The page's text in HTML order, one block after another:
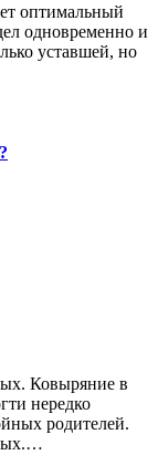
одновременно и
уставшей, но
нередко
родителей.